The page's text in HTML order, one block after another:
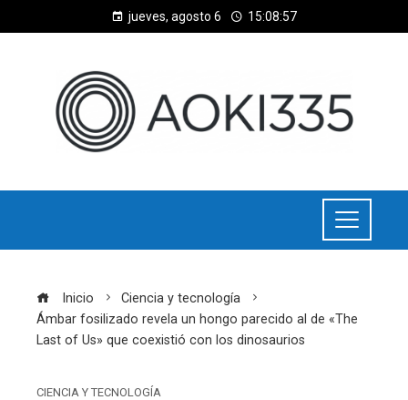
jueves, agosto 6 15:08:57
Inicio
Ciencia y tecnología
Ámbar fosilizado revela un hongo parecido al de «The
Last of Us» que coexistió con los dinosaurios
CIENCIA Y TECNOLOGÍA